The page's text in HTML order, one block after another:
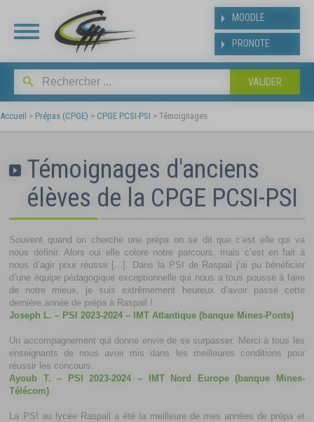
MOODLE
PRONOTE
Accueil > Prépas (CPGE) > CPGE PCSI-PSI > Témoignages
Témoignages d'anciens
élèves de la CPGE PCSI-PSI
Souvent quand on cherche une prépa on se dit que c’est elle qui va
nous définir. Alors oui elle colore notre parcours, mais c’est en fait à
nous d’agir pour réussir [...]. Dans la PSI de Raspail j’ai pu bénéficier
d’une équipe pédagogique exceptionnelle qui nous a tous poussé à faire
de notre mieux, je suis extrêmement heureux d’avoir passé cette
dernière année de prépa à Raspail !
Joseph L. – PSI 2023-2024 – IMT Atlantique (banque Mines-Ponts)
Un accompagnement qui donne envie de se surpasser. Merci à tous les
enseignants de nous avoir mis dans les meilleures conditions pour
réussir les concours.
Ayoub T. – PSI 2023-2024 – IMT Nord Europe (banque Mines-
Télécom)
La PSI au lycée Raspail a été la meilleure de mes années de prépa et
BAC
affecté(e) dans notre
baccalauréat.
https://
bac.php